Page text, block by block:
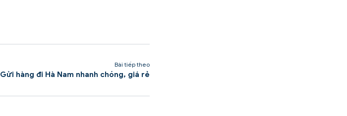
Bài tiếp theo
Gửi hàng đi Hà Nam nhanh chóng, giá rẻ